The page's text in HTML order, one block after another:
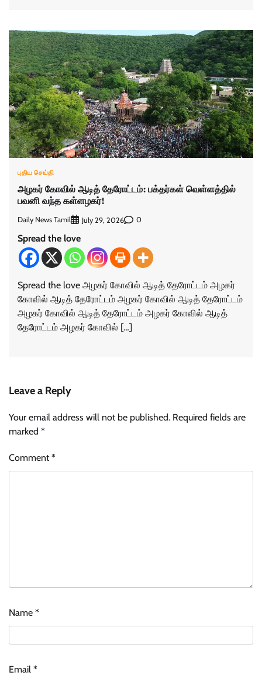
புதிய செய்தி
அழகர் கோவில் ஆடித் தேரோட்டம்: பக்தர்கள் வெள்ளத்தில்
பவனி வந்த கள்ளழகர்!
Daily News Tamil July 29, 2026 0
Spread the love
Spread the love அழகர் கோவில் ஆடித் தேரோட்டம் அழகர்
கோவில் ஆடித் தேரோட்டம் அழகர் கோவில் ஆடித் தேரோட்டம்
அழகர் கோவில் ஆடித் தேரோட்டம் அழகர் கோவில் ஆடித்
தேரோட்டம் அழகர் கோவில் […]
Leave a Reply
Your email address will not be published. Required fields are
marked *
Comment*
Name *
Email *